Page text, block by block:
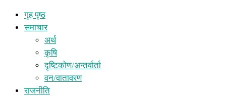
गृह पृष्ठ
समाचार
अर्थ
कृषि
दृष्टिकोण/अन्तर्वार्ता
वन/वातावरण
राजनीति